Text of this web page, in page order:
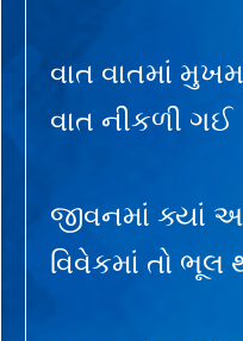
વાત વાતમાં
વાત નીકળી ગઈ
જીવનમાં ક્યાં
વિવેકમાં તો